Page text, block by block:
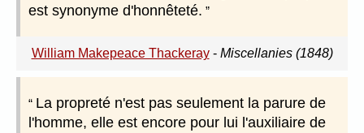
est synonyme d'honnêteté.
William Makepeace Thackeray- Miscellanies (1848)
La propreté n'est pas seulement la parure de
l'homme, elle est encore pour lui l'auxiliaire de